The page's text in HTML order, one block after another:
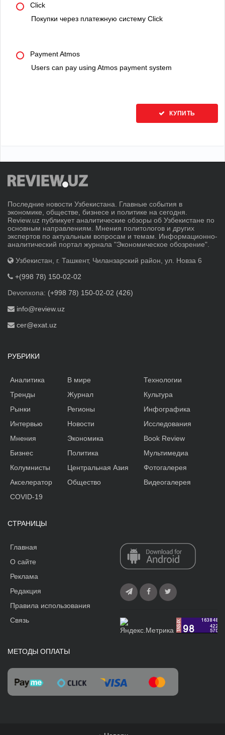
Click
Покупки через платежную систему Click
Payment Atmos
Users can pay using Atmos payment system
КУПИТЬ
Последние новости Узбекистана. Главные события в
экономике, обществе, бизнесе и политике на сегодня.
Review.uz публикует аналитические обзоры об Узбекистане по
основным направлениям. Мнения политологов и других
экспертов по актуальным вопросам и темам. Информационно-
аналитический портал журнала "Экономическое обозрение".
Узбекистан, г. Ташкент, Чиланзарский район, ул. Новза 6
+(998 78) 150-02-02
Devonxona: (+998 78) 150-02-02 (426)
info@review.uz
cer@exat.uz
РУБРИКИ
Аналитика
Тренды
Рынки
Интервью
Мнения
Бизнес
Колумнисты
Акселератор
В мире
Журнал
Регионы
Новости
Экономика
Политика
Центральная Азия
Общество
Технологии
Культура
Инфографика
Исследования
Book Review
Мультимедиа
Фотогалерея
Видеогалерея
COVID-19
СТРАНИЦЫ
Главная
О сайте
Реклама
Редакция
Правила использования
Связь
МЕТОДЫ ОПЛАТЫ